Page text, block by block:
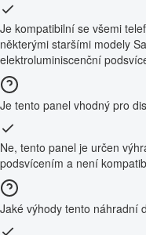
Je kompatibilní se všemi
některými staršími modely
elektroluminiscenční
Je tento panel vhodný pro
Ne, tento panel je určen
podsvícením a není
Jaké výhody tento náhradní